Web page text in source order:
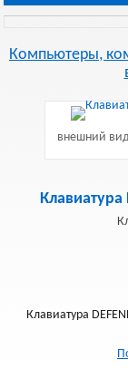
Компьютеры,
внешний вид
Клавиатура
Клавиатура